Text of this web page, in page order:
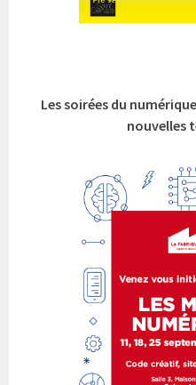
Les soirées du
nouvelles